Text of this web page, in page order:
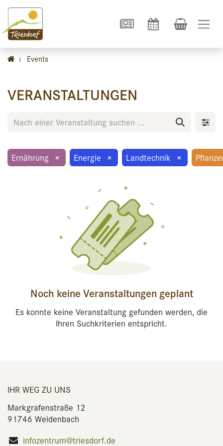
› Events
VERANSTALTUNGEN
Ernährung × Energie × Landtechnik ×
Noch keine Veranstaltungen geplant
Es konnte keine Veranstaltung gefunden werden, die
Ihren Suchkriterien entspricht.
IHR WEG ZU UNS
Markgrafenstraße 12
91746 Weidenbach
infozentrum@triesdorf.de